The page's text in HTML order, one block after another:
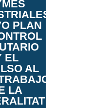
PLAN
EL
AL
LA